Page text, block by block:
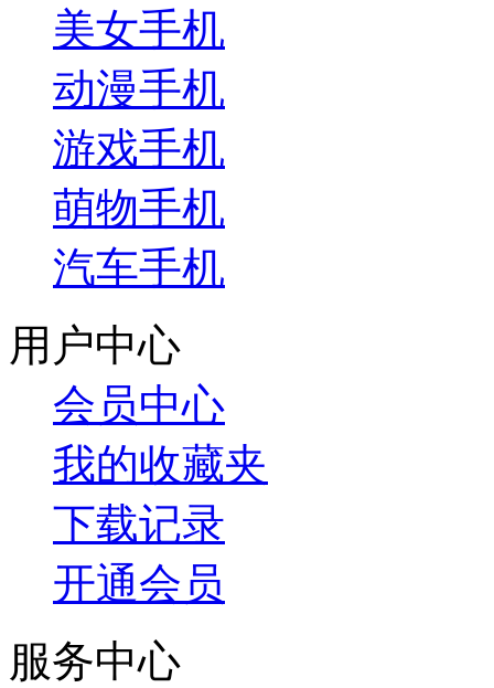
美女手机
动漫手机
游戏手机
萌物手机
汽车手机
用户中心
会员中心
我的收藏夹
下载记录
开通会员
服务中心